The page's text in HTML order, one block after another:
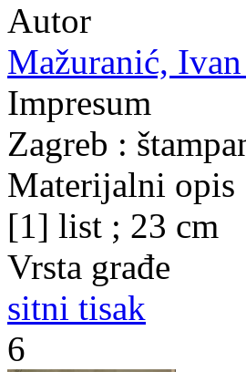
Autor
Mažuranić,
Impresum
Zagreb :
Materijalni opis
[1] list ; 23 cm
Vrsta građe
sitni tisak
6